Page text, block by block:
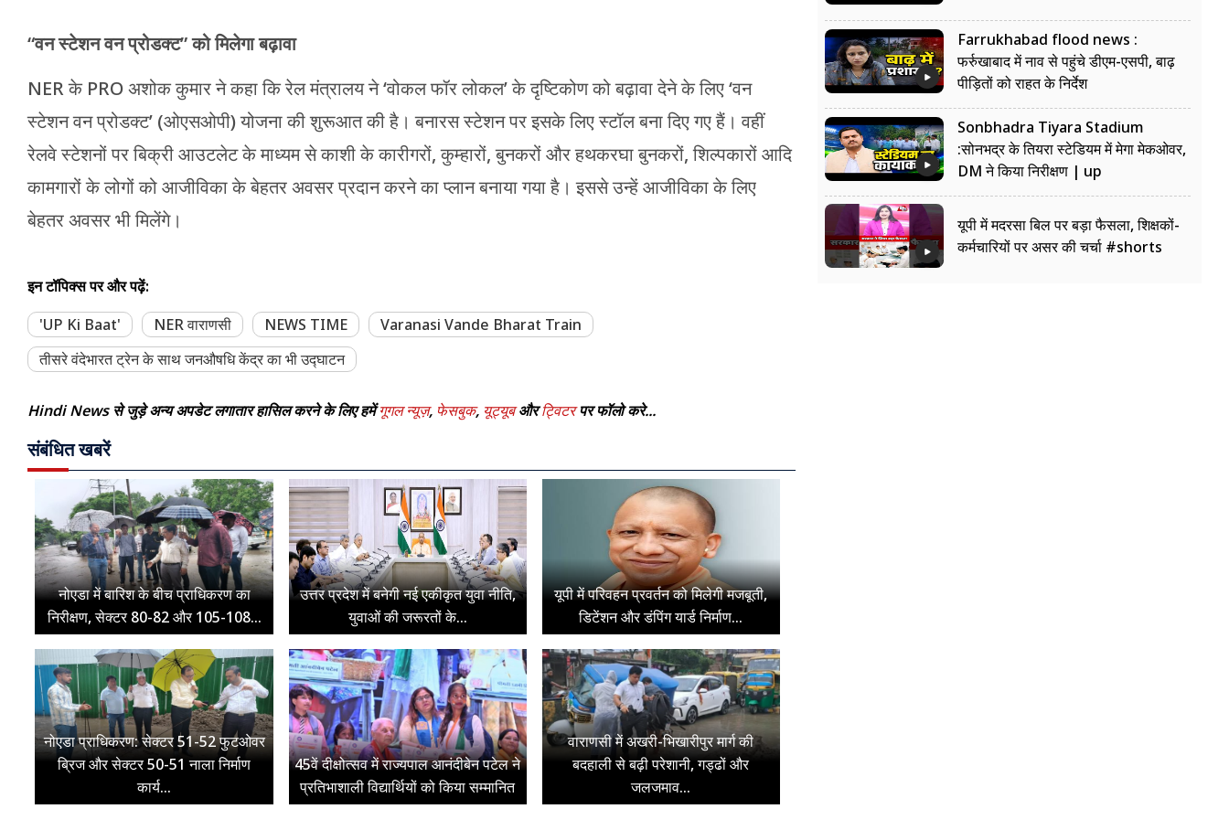
“वन स्टेशन वन प्रोडक्ट” को मिलेगा बढ़ावा
NER के PRO अशोक कुमार ने कहा कि रेल मंत्रालय ने ‘वोकल फॉर लोकल’ के दृष्टिकोण को बढ़ावा देने के लिए ‘वन
स्टेशन वन प्रोडक्ट’ (ओएसओपी) योजना की शुरूआत की है। बनारस स्टेशन पर इसके लिए स्टॉल बना दिए गए हैं। वहीं
रेलवे स्टेशनों पर बिक्री आउटलेट के माध्यम से काशी के कारीगरों, कुम्हारों, बुनकरों और हथकरघा बुनकरों, शिल्पकारों आदि
कामगारों के लोगों को आजीविका के बेहतर अवसर प्रदान करने का प्लान बनाया गया है। इससे उन्हें आजीविका के लिए
बेहतर अवसर भी मिलेंगे।
इन टॉपिक्स पर और पढ़ें:
'UP Ki Baat'
NER वाराणसी NEWS TIME
Varanasi Vande Bharat Train
तीसरे वंदेभारत ट्रेन के साथ जनऔषधि केंद्र का भी उद्घाटन
Hindi News से जुड़े अन्य अपडेट लगातार हासिल करने के लिए हमेंगूगल न्यूज़, फेसबुक, यूट्यूबऔरट्विटरपर फॉलो करे...
संबंधित खबरें
नोएडा में बारिश के बीच प्राधिकरण का
निरीक्षण, सेक्टर 80-82 और 105-108...
उत्तर प्रदेश में बनेगी नई एकीकृत युवा नीति,
युवाओं की जरूरतों के...
यूपी में परिवहन प्रवर्तन को मिलेगी मजबूती,
डिटेंशन और डंपिंग यार्ड निर्माण...
नोएडा प्राधिकरण: सेक्टर 51-52 फुटओवर
ब्रिज और सेक्टर 50-51 नाला निर्माण
कार्य...
45वें दीक्षोत्सव में राज्यपाल आनंदीबेन पटेल ने
प्रतिभाशाली विद्यार्थियों को किया सम्मानित
वाराणसी में अखरी-भिखारीपुर मार्ग की
बदहाली से बढ़ी परेशानी, गड्ढों और
जलजमाव...
Farrukhabad flood news :
फर्रुखाबाद में नाव से पहुंचे डीएम-एसपी, बाढ़
पीड़ितों को राहत के निर्देश
Sonbhadra Tiyara Stadium
:सोनभद्र के तियरा स्टेडियम में मेगा मेकओवर,
DM ने किया निरीक्षण | up
यूपी में मदरसा बिल पर बड़ा फैसला, शिक्षकों-
कर्मचारियों पर असर की चर्चा #shorts